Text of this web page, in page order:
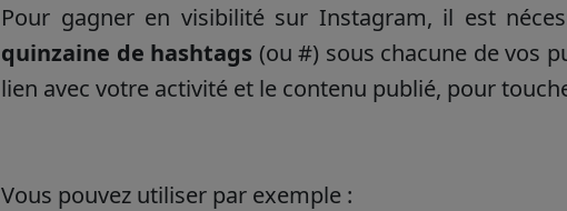
Pour gagner en visibilité sur Instagram, il est
quinzaine de hashtags (ou #) sous chacune de vos
lien avec votre activité et le contenu publié, pour
Vous pouvez utiliser par exemple :